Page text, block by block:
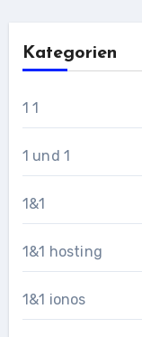
Kategorien
1 1
1 und 1
1&1
1&1 hosting
1&1 ionos